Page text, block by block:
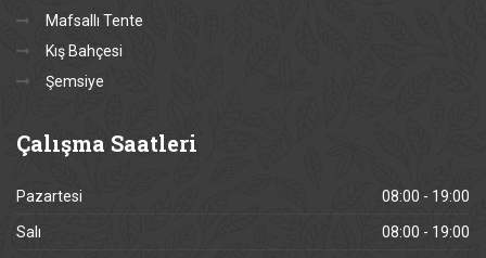
Mafsallı Tente
Kış Bahçesi
Şemsiye
Çalışma Saatleri
Pazartesi 08:00 - 19:00
Salı 08:00 - 19:00